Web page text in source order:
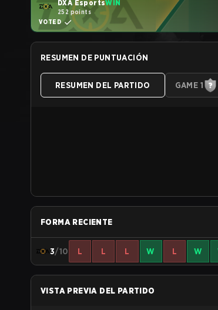
DXA EsportsWIN
252 points
VOTED
RESUMEN DE PUNTUACIÓN
RESUMEN DEL PARTIDO GAME 1
FORMA RECIENTE
3/10 L L L W L W
VISTA PREVIA DEL PARTIDO